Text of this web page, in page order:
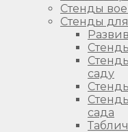
Стенды
Стенды
саду
сада